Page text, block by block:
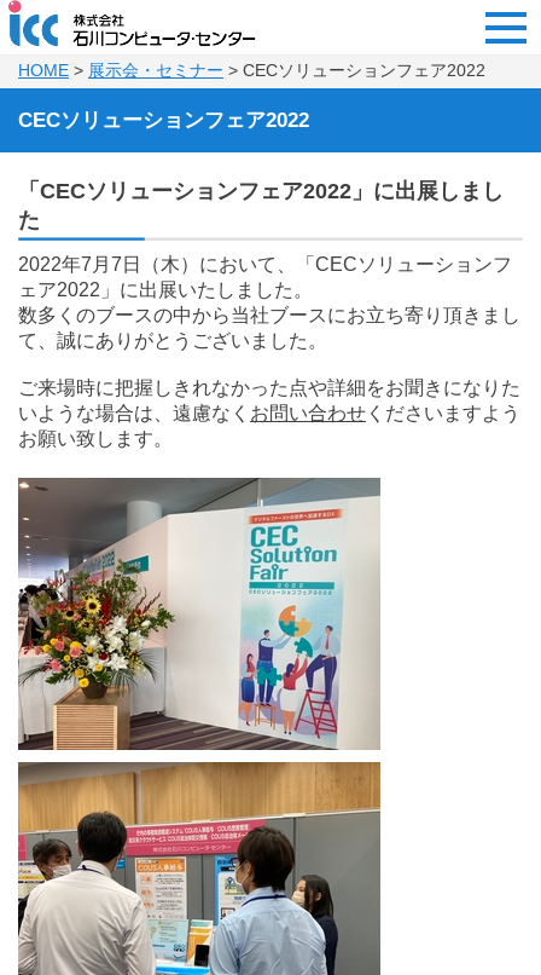
HOME > 展示会・セミナー > CECソリューションフェア2022
CECソリューションフェア2022
「CECソリューションフェア2022」に出展しまし
た
2022年7月7日（木）において、「CECソリューションフ
ェア2022」に出展いたしました。
数多くのブースの中から当社ブースにお立ち寄り頂きまし
て、誠にありがとうございました。
ご来場時に把握しきれなかった点や詳細をお聞きになりた
いような場合は、遠慮なく お問い合わせ くださいますよう
お願い致します。